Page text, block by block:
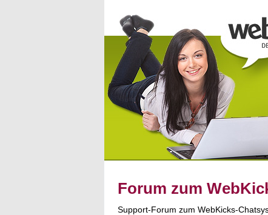
Forum zum
Support-Forum zum WebKicks-